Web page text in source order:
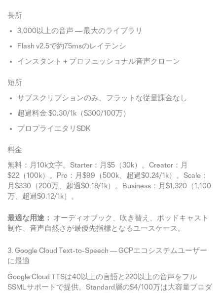
長所
3,000以上の音声 — 最大のライブラリ
Flash v2.5で約75msのレイテンシ
インスタント＋プロフェッショナル音声クローン
短所
サブスクリプションのみ、フラットな従量課金なし
超過料金 $0.30/1k（$300/100万）
プロプライエタリSDK
料金
無料：月10k文字。Starter：月$5（30k）。Creator：月
$22（100k）。Pro：月$99（500k、超過$0.24/1k）。Scale：
月$330（200万、超過$0.18/1k）。Business：月$1,320（1,100
万、超過$0.12/1k）。
最適な用途：
オーディオブック、吹き替え、ポッドキャスト
制作、音声自然さが最優先指標となるユースケース。
3. Google Cloud Text-to-Speech — GCPエコシステムユーザー
に最適
Google Cloud TTSは40以上の言語と220以上の音声をフル
SSMLサポートで提供。Standard層の$4/100万は大容量プロダ